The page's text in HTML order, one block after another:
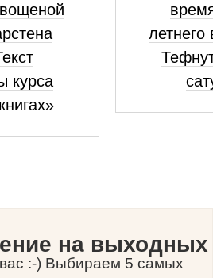
курса
на выходных
:-) Выбираем 5 самых